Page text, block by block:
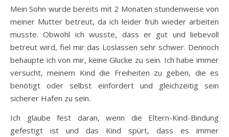
Mein Sohn wurde bereits mit 2 Monaten stundenweise von
meiner Mutter betreut, da ich leider früh wieder arbeiten
musste. Obwohl ich wusste, dass er gut und liebevoll
betreut wird, fiel mir das Loslassen sehr schwer. Dennoch
behaupte ich von mir, keine Glucke zu sein. Ich habe immer
versucht, meinem Kind die Freiheiten zu geben, die es
benötigt oder selbst einfordert und gleichzeitig sein
sicherer Hafen zu sein.
Ich glaube fest daran, wenn die Eltern-Kind-Bindung
gefestigt ist und das Kind spürt, dass es immer